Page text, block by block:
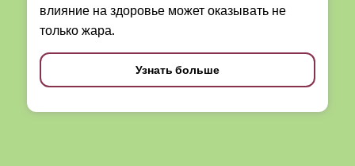
влияние на здоровье может оказывать не
только жара.
Узнать больше